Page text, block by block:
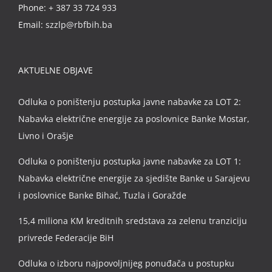
Phone: + 387 33 724 933
Email: szzlp@rbfbih.ba
AKTUELNE OBJAVE
Odluka o poništenju postupka javne nabavke za LOT 2:
Nabavka električne energije za poslovnice Banke Mostar,
Livno i Orašje
Odluka o poništenju postupka javne nabavke za LOT 1:
Nabavka električne energije za sjedište Banke u Sarajevu
i poslovnice Banke Bihać, Tuzla i Goražde
15,4 miliona KM kreditnih sredstava za zelenu tranziciju
privrede Federacije BiH
Odluka o izboru najpovoljnijeg ponuđača u postupku